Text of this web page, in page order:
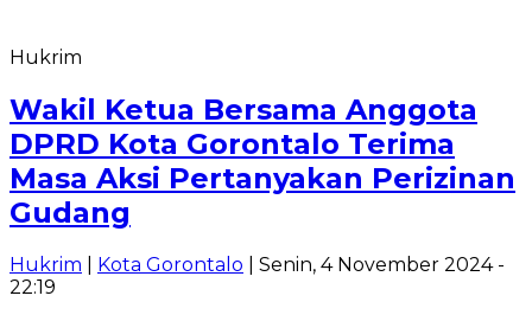
Hukrim
Wakil Ketua Bersama Anggota
DPRD Kota Gorontalo Terima
Masa Aksi Pertanyakan Perizinan
Gudang
Hukrim Kota Gorontalo | Senin, 4 November 2024 -
22:19